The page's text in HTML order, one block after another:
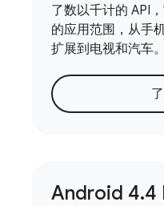
了数以千计的 API
的应用范围，从手
扩展到电视和汽车。
Android 4.4